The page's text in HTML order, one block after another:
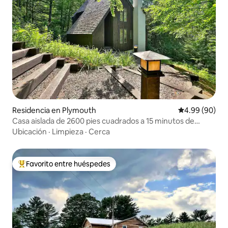
Residencia en Plymouth Calificación
4.99 (90)
Casa aislada de 2600 pies cuadrados a 15 minutos de
Okemo+Killington
Ubicación · Limpieza · Cerca
De los mejores en Favorito entre huéspedes
Favorito entre huéspedes